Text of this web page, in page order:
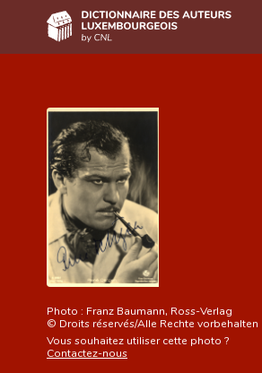
Auteur(e)s A-Z
Recherche avancée
Foire aux questions
CNL
Équipe scientifique
Contact
Photo : Franz Baumann, Ross-Verlag
© Droits réservés/Alle Rechte vorbehalten
Vous souhaitez utiliser cette photo ?
Contactez-nous